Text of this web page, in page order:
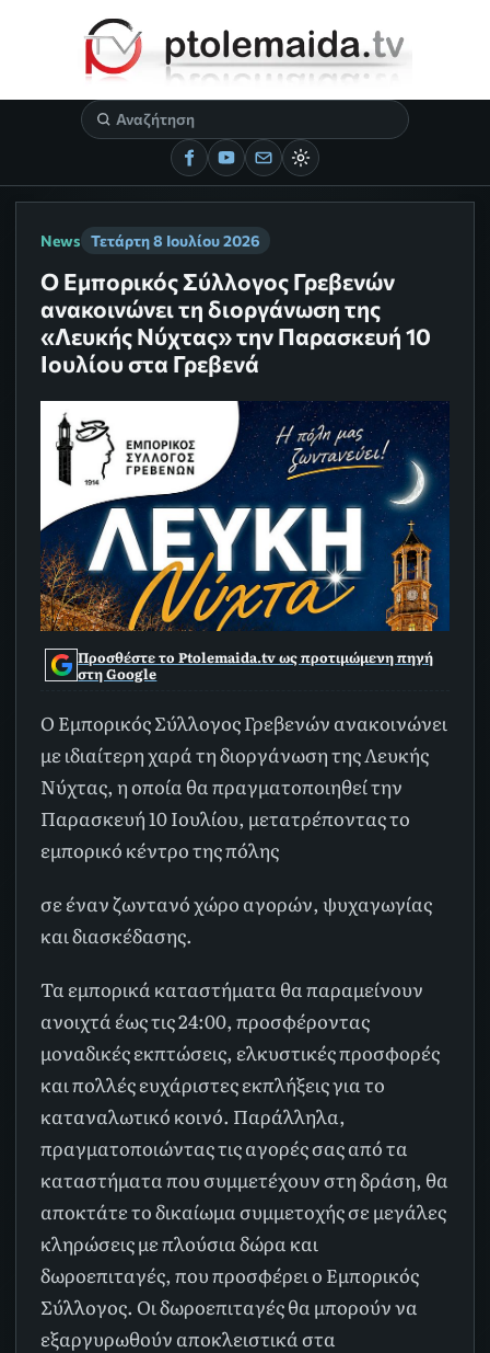
News Τετάρτη 8 Ιουλίου 2026
Ο Εμπορικός Σύλλογος Γρεβενών
ανακοινώνει τη διοργάνωση της
«Λευκής Νύχτας» την Παρασκευή 10
Ιουλίου στα Γρεβενά
Προσθέστε το Ptolemaida.tv ως προτιμώμενη πηγή
στη Google
Ο Εμπορικός Σύλλογος Γρεβενών ανακοινώνει
με ιδιαίτερη χαρά τη διοργάνωση της Λευκής
Νύχτας, η οποία θα πραγματοποιηθεί την
Παρασκευή 10 Ιουλίου, μετατρέποντας το
εμπορικό κέντρο της πόλης
σε έναν ζωντανό χώρο αγορών, ψυχαγωγίας
και διασκέδασης.
Τα εμπορικά καταστήματα θα παραμείνουν
ανοιχτά έως τις 24:00, προσφέροντας
μοναδικές εκπτώσεις, ελκυστικές προσφορές
και πολλές ευχάριστες εκπλήξεις για το
καταναλωτικό κοινό. Παράλληλα,
πραγματοποιώντας τις αγορές σας από τα
καταστήματα που συμμετέχουν στη δράση, θα
αποκτάτε το δικαίωμα συμμετοχής σε μεγάλες
κληρώσεις με πλούσια δώρα και
δωροεπιταγές, που προσφέρει ο Εμπορικός
Σύλλογος. Οι δωροεπιταγές θα μπορούν να
εξαργυρωθούν αποκλειστικά στα